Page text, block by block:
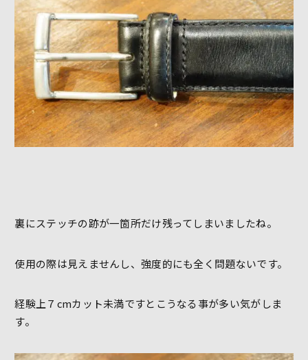
裏にステッチの跡が一箇所だけ残ってしまいましたね。
使用の際は見えませんし、強度的にも全く問題ないです。
経験上７cmカット未満ですとこうなる事が多い気がしま
す。